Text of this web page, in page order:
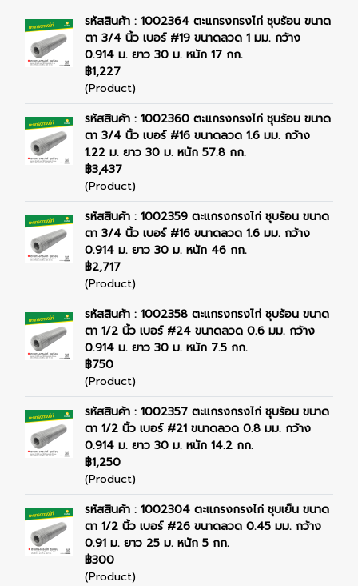
รหัสสินค้า : 1002364 ตะแกรงกรงไก่ ชุบร้อน ขนาด
ตา 3/4 นิ้ว เบอร์ #19 ขนาดลวด 1 มม. กว้าง
0.914 ม. ยาว 30 ม. หนัก 17 กก.
฿1,227
(Product)
รหัสสินค้า : 1002360 ตะแกรงกรงไก่ ชุบร้อน ขนาด
ตา 3/4 นิ้ว เบอร์ #16 ขนาดลวด 1.6 มม. กว้าง
1.22 ม. ยาว 30 ม. หนัก 57.8 กก.
฿3,437
(Product)
รหัสสินค้า : 1002359 ตะแกรงกรงไก่ ชุบร้อน ขนาด
ตา 3/4 นิ้ว เบอร์ #16 ขนาดลวด 1.6 มม. กว้าง
0.914 ม. ยาว 30 ม. หนัก 46 กก.
฿2,717
(Product)
รหัสสินค้า : 1002358 ตะแกรงกรงไก่ ชุบร้อน ขนาด
ตา 1/2 นิ้ว เบอร์ #24 ขนาดลวด 0.6 มม. กว้าง
0.914 ม. ยาว 30 ม. หนัก 7.5 กก.
฿750
(Product)
รหัสสินค้า : 1002357 ตะแกรงกรงไก่ ชุบร้อน ขนาด
ตา 1/2 นิ้ว เบอร์ #21 ขนาดลวด 0.8 มม. กว้าง
0.914 ม. ยาว 30 ม. หนัก 14.2 กก.
฿1,250
(Product)
รหัสสินค้า : 1002304 ตะแกรงกรงไก่ ชุบเย็น ขนาด
ตา 1/2 นิ้ว เบอร์ #26 ขนาดลวด 0.45 มม. กว้าง
0.91 ม. ยาว 25 ม. หนัก 5 กก.
฿300
(Product)